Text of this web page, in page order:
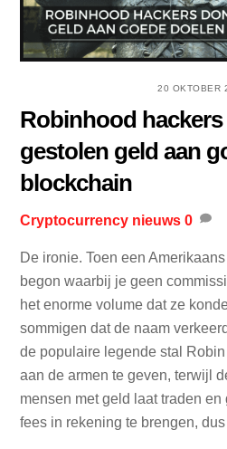
20 OKTOBER
Robinhood
gestolen geld aan
blockchain
Cryptocurrency nieuws 0
De ironie. Toen een
begon waarbij je geen
het enorme volume dat ze
sommigen dat de naam
de populaire legende stal
aan de armen te geven, terwijl
mensen met geld laat traden
fees in rekening te brengen,